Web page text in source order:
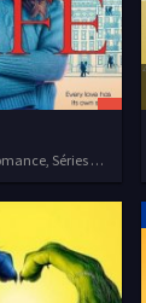
Comédie, Romance, Séries VF, 2020